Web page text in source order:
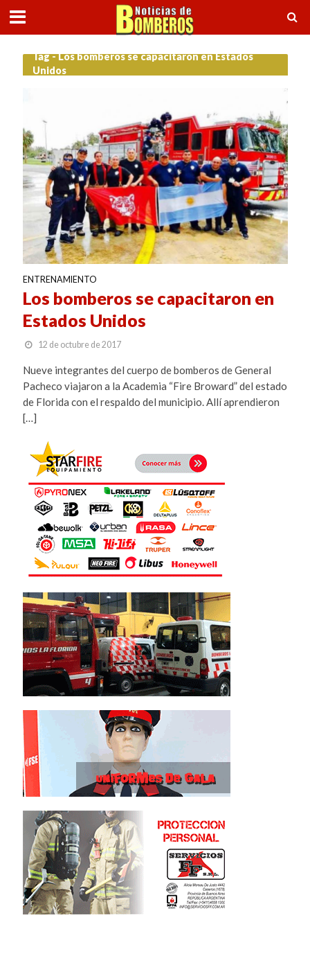
Tag - Los bomberos se capacitaron en Estados
Unidos
ENTRENAMIENTO
Los bomberos se capacitaron en
Estados Unidos
12 de octubre de 2017
Nueve integrantes del cuerpo de bomberos de General
Pacheco viajaron a la Academia “Fire Broward” del estado
de Florida con el respaldo del municipio. Allí aprendieron
[…]